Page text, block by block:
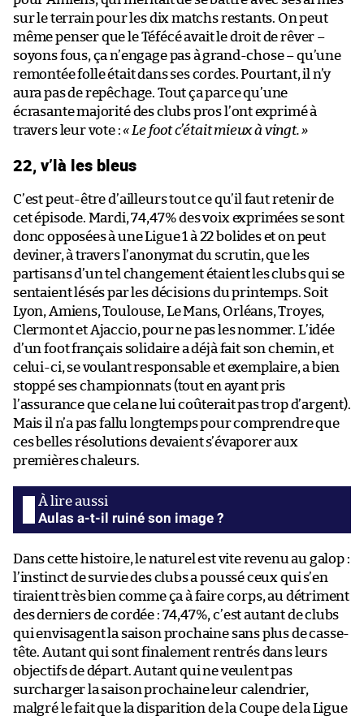
sur le terrain pour les dix matchs restants. On peut
même penser que le Téfécé avait le droit de rêver –
soyons fous, ça n’engage pas à grand-chose – qu’une
remontée folle était dans ses cordes. Pourtant, il n’y
aura pas de repêchage. Tout ça parce qu’une
écrasante majorité des clubs pros l’ont exprimé à
travers leur vote :« Le foot c’était mieux à vingt. »
22, v’là les bleus
C’est peut-être d’ailleurs tout ce qu’il faut retenir de
cet épisode. Mardi, 74,47% des voix exprimées se sont
donc opposées à une Ligue 1 à 22 bolides et on peut
deviner, à travers l’anonymat du scrutin, que les
partisans d’un tel changement étaient les clubs qui se
sentaient lésés par les décisions du printemps. Soit
Lyon, Amiens, Toulouse, Le Mans, Orléans, Troyes,
Clermont et Ajaccio, pour ne pas les nommer. L’idée
d’un foot français solidaire a déjà fait son chemin, et
celui-ci, se voulant responsable et exemplaire, a bien
stoppé ses championnats (tout en ayant pris
l’assurance que cela ne lui coûterait pas trop d’argent).
Mais il n’a pas fallu longtemps pour comprendre que
ces belles résolutions devaient s’évaporer aux
premières chaleurs.
Aulas a-t-il ruiné son image ?
Dans cette histoire, le naturel est vite revenu au galop :
l’instinct de survie des clubs a poussé ceux qui s’en
tiraient très bien comme ça à faire corps, au détriment
des derniers de cordée : 74,47%, c’est autant de clubs
qui envisagent la saison prochaine sans plus de casse-
tête. Autant qui sont finalement rentrés dans leurs
objectifs de départ. Autant qui ne veulent pas
surcharger la saison prochaine leur calendrier,
malgré le fait que la disparition de la Coupe de la Ligue